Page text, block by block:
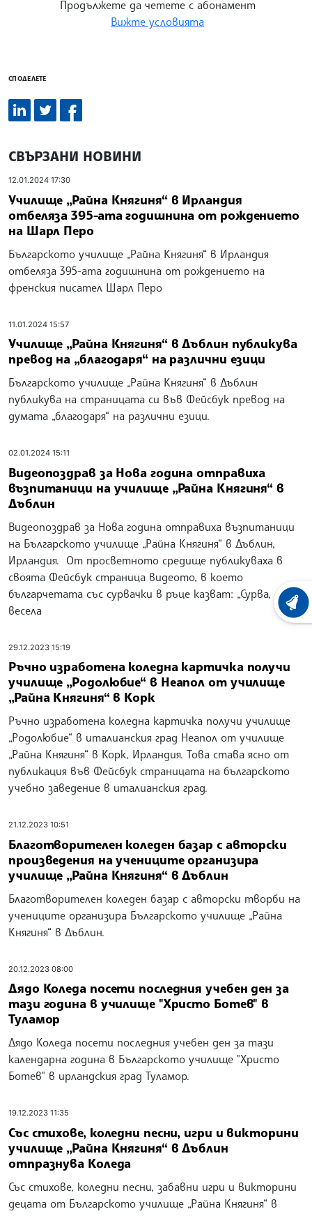
Продължете да четете с абонамент
Вижте условията
СПОДЕЛЕТЕ
СВЪРЗАНИ НОВИНИ
12.01.2024 17:30
Училище „Райна Княгиня“ в Ирландия
отбеляза 395-ата годишнина от рождението
на Шарл Перо
Българското училище „Райна Княгиня“ в Ирландия
отбеляза 395-ата годишнина от рождението на
френския писател Шарл Перо
11.01.2024 15:57
Училище „Райна Княгиня“ в Дъблин публикува
превод на „благодаря“ на различни езици
Българското училище „Райна Княгиня“ в Дъблин
публикува на страницата си във Фейсбук превод на
думата „благодаря“ на различни езици.
02.01.2024 15:11
Видеопоздрав за Нова година отправиха
възпитаници на училище „Райна Княгиня“ в
Дъблин
Видеопоздрав за Нова година отправиха възпитаници
на Българското училище „Райна Княгиня“ в Дъблин,
Ирландия. От просветното средище публикуваха в
своята Фейсбук страница видеото, в което
българчетата със сурвачки в ръце казват: „Сурва,
весела
29.12.2023 15:19
Ръчно изработена коледна картичка получи
училище „Родолюбие“ в Неапол от училище
„Райна Княгиня“ в Корк
Ръчно изработена коледна картичка получи училище
„Родолюбие“ в италианския град Неапол от училище
„Райна Княгиня“ в Корк, Ирландия. Това става ясно от
публикация във Фейсбук страницата на българското
учебно заведение в италианския град.
21.12.2023 10:51
Благотворителен коледен базар с авторски
произведения на учениците организира
училище „Райна Княгиня“ в Дъблин
Благотворителен коледен базар с авторски творби на
учениците организира Българското училище „Райна
Княгиня“ в Дъблин.
20.12.2023 08:00
Дядо Коледа посети последния учебен ден за
тази година в училище "Христо Ботев" в
Туламор
Дядо Коледа посети последния учебен ден за тази
календарна година в Българското училище "Христо
Ботев" в ирландския град Туламор.
19.12.2023 11:35
Със стихове, коледни песни, игри и викторини
училище „Райна Княгиня“ в Дъблин
отпразнува Коледа
Със стихове, коледни песни, забавни игри и викторини
децата от Българското училище „Райна Княгиня“ в